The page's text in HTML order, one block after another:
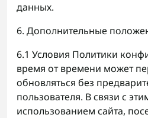
данных.
6. Дополнительные
6.1 Условия Политики
время от времени может
обновляться без
пользователя. В связи с
использованием сайта,